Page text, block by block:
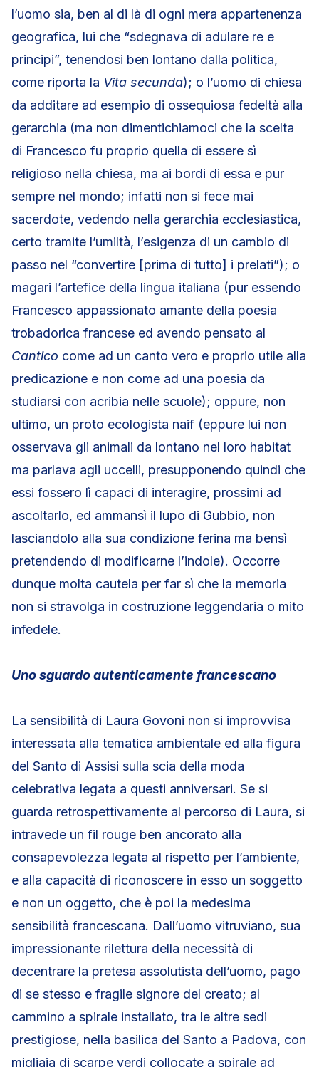
l’uomo sia, ben al di là di ogni mera appartenenza
geografica, lui che “sdegnava di adulare re e
principi”, tenendosi ben lontano dalla politica,
come riporta la Vita secunda); o l’uomo di chiesa
da additare ad esempio di ossequiosa fedeltà alla
gerarchia (ma non dimentichiamoci che la scelta
di Francesco fu proprio quella di essere sì
religioso nella chiesa, ma ai bordi di essa e pur
sempre nel mondo; infatti non si fece mai
sacerdote, vedendo nella gerarchia ecclesiastica,
certo tramite l’umiltà, l’esigenza di un cambio di
passo nel “convertire [prima di tutto] i prelati”); o
magari l’artefice della lingua italiana (pur essendo
Francesco appassionato amante della poesia
trobadorica francese ed avendo pensato al
Cantico come ad un canto vero e proprio utile alla
predicazione e non come ad una poesia da
studiarsi con acribia nelle scuole); oppure, non
ultimo, un proto ecologista naif (eppure lui non
osservava gli animali da lontano nel loro habitat
ma parlava agli uccelli, presupponendo quindi che
essi fossero lì capaci di interagire, prossimi ad
ascoltarlo, ed ammansì il lupo di Gubbio, non
lasciandolo alla sua condizione ferina ma bensì
pretendendo di modificarne l’indole). Occorre
dunque molta cautela per far sì che la memoria
non si stravolga in costruzione leggendaria o mito
infedele.
Uno sguardo autenticamente francescano
La sensibilità di Laura Govoni non si improvvisa
interessata alla tematica ambientale ed alla figura
del Santo di Assisi sulla scia della moda
celebrativa legata a questi anniversari. Se si
guarda retrospettivamente al percorso di Laura, si
intravede un fil rouge ben ancorato alla
consapevolezza legata al rispetto per l’ambiente,
e alla capacità di riconoscere in esso un soggetto
e non un oggetto, che è poi la medesima
sensibilità francescana. Dall’uomo vitruviano, sua
impressionante rilettura della necessità di
decentrare la pretesa assolutista dell’uomo, pago
di se stesso e fragile signore del creato; al
cammino a spirale installato, tra le altre sedi
prestigiose, nella basilica del Santo a Padova, con
migliaia di scarpe verdi collocate a spirale ad